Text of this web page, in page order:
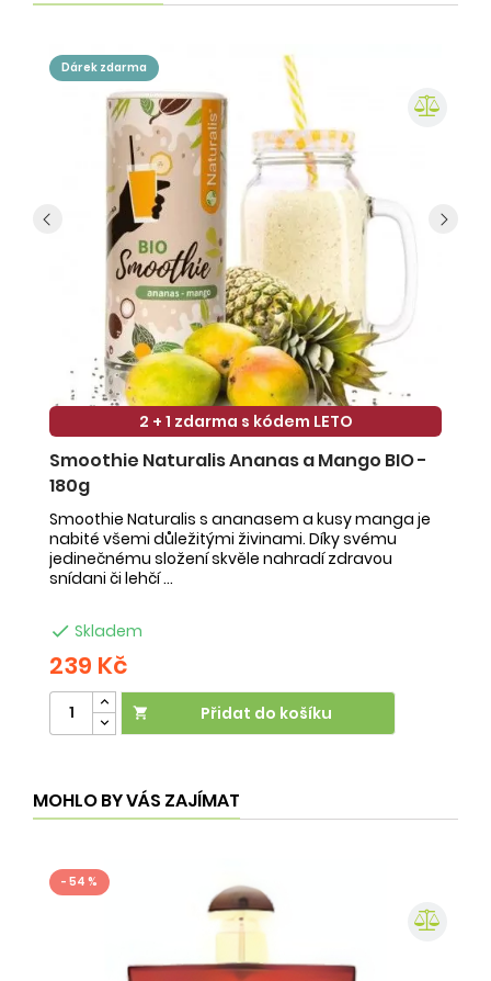
dárek zdarma
2 + 1 zdarma s kódem LETO
Smoothie Naturalis Ananas a Mango BIO -
180g
Smoothie Naturalis s ananasem a kusy manga je
nabité všemi důležitými živinami. Díky svému
jedinečnému složení skvěle nahradí zdravou
snídani či lehčí ...
 Skladem
239 Kč
 Přidat do košíku
MOHLO BY VÁS ZAJÍMAT
- 54 %